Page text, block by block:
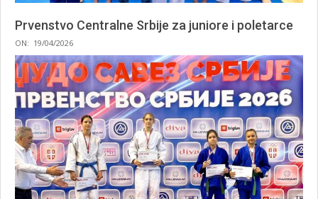
Prvenstvo Centralne Srbije za juniore i poletarce
2026-
04-
19
ON: 19/04/2026